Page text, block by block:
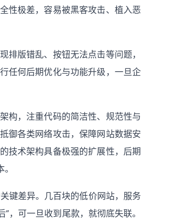
性极差，容易被黑客攻击、植入恶
版错乱、按钮无法点击等问题，
任何后期优化与功能升级，一旦企
构，注重代码的简洁性、规范性与
御各类网络攻击，保障网站数据安
技术架构具备极强的扩展性，后期
键差异。几百块的低价网站，服务
，可一旦收到尾款，就彻底失联。